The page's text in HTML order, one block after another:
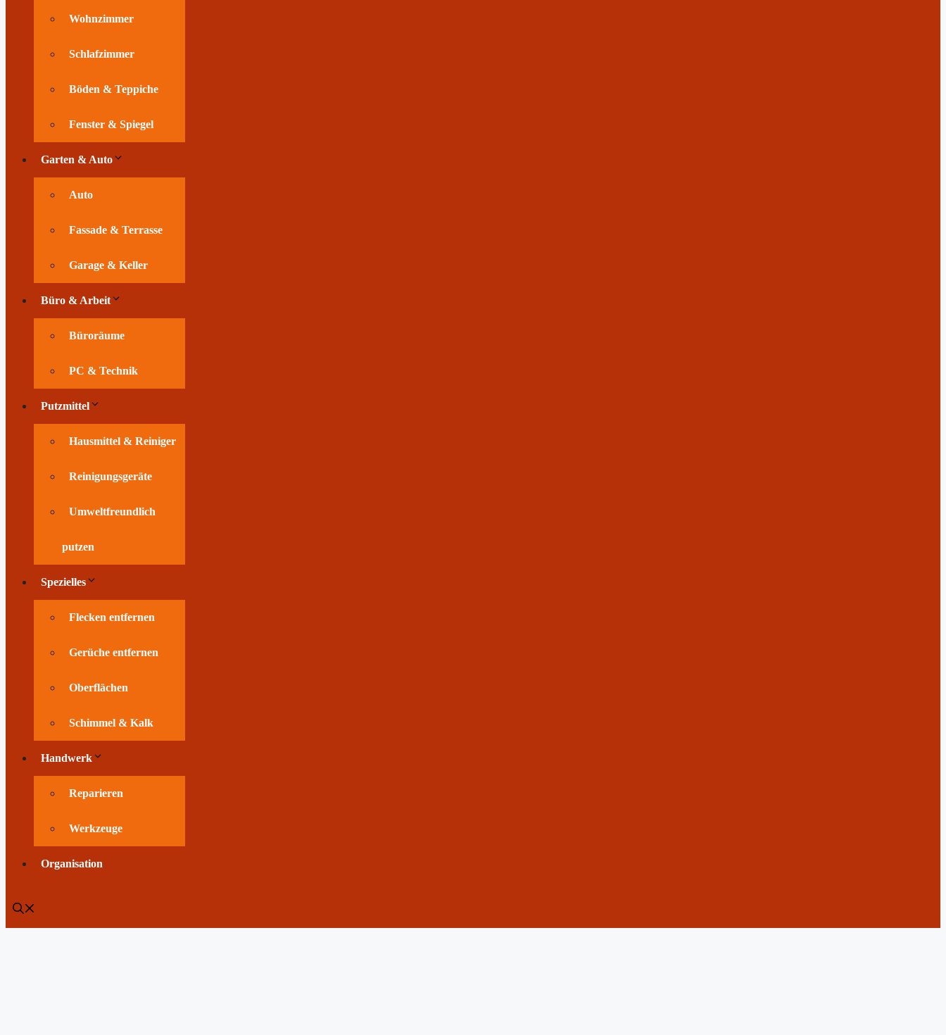
Wohnzimmer
Schlafzimmer
Böden & Teppiche
Fenster & Spiegel
Garten & Auto
Auto
Fassade & Terrasse
Garage & Keller
Büro & Arbeit
Büroräume
PC & Technik
Putzmittel
Hausmittel & Reiniger
Reinigungsgeräte
Umweltfreundlich
putzen
Spezielles
Flecken entfernen
Gerüche entfernen
Oberflächen
Schimmel & Kalk
Handwerk
Reparieren
Werkzeuge
Organisation